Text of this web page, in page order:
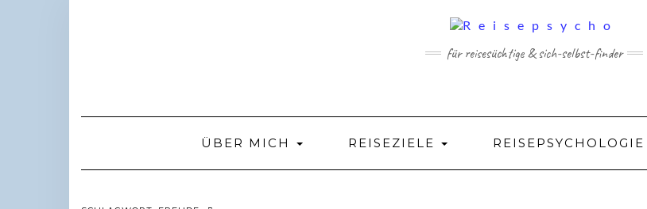
für reisesüchtige & sich-selbst-finder
ÜBER MICH REISEZIELE REISEPSYCHOLOGIE